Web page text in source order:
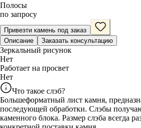
Полосы
по запросу
Привезти камень под заказ
Описание
Заказать консультацию
Зеркальный рисунок
Нет
Работает на просвет
Нет
Что такое слэб?
Большеформатный лист камня,
последующей обработки. Слэбы
каменного блока. Размер слэба всегда